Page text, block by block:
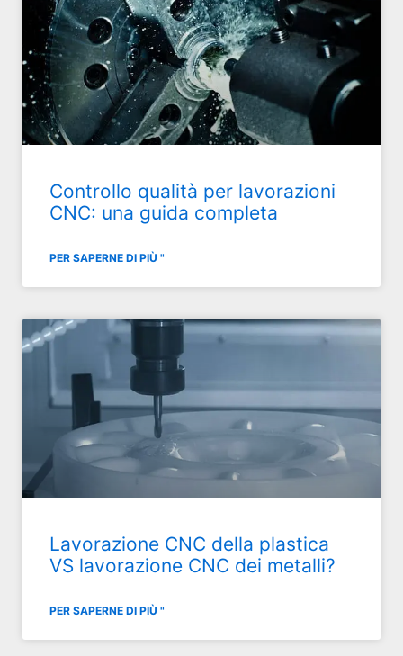
Controllo qualità per lavorazioni
CNC: una guida completa
PER SAPERNE DI PIÙ "
Lavorazione CNC della plastica
VS lavorazione CNC dei metalli?
PER SAPERNE DI PIÙ "